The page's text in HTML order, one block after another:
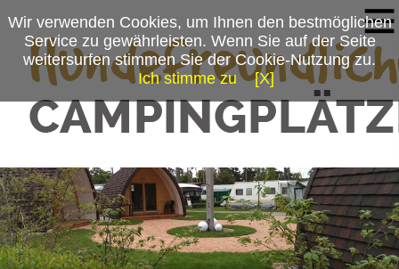
Wir verwenden Cookies, um Ihnen den bestmöglichen
Service zu gewährleisten. Wenn Sie auf der Seite
weitersurfen stimmen Sie der Cookie-Nutzung zu.
Ich stimme zu
[X]